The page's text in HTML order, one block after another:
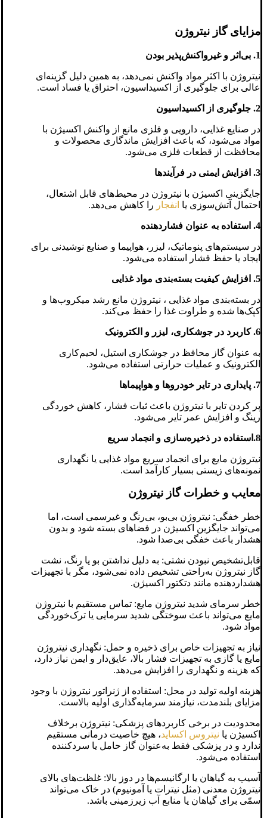
مزایای گاز نیتروژن
1. بی‌اثر و غیرواکنش‌پذیر بودن
نیتروژن با اکثر مواد واکنش نمی‌دهد، به همین دلیل گزینه‌ای
عالی برای جلوگیری از اکسیداسیون، احتراق یا فساد است.
2. جلوگیری از اکسیداسیون
در صنایع غذایی، دارویی و فلزی مانع از واکنش اکسیژن با
مواد می‌شود، که باعث افزایش ماندگاری محصولات و
محافظت از قطعات فلزی می‌شود.
3. افزایش ایمنی در فرآیندها
جایگزینی اکسیژن با نیتروژن در محیط‌های قابل اشتعال،
احتمال آتش‌سوزی یا انفجار را کاهش می‌دهد.
4. استفاده به عنوان فشاردهنده
در سیستم‌های پنوماتیک، لیزر، هواپیما و صنایع نوشیدنی برای
ایجاد یا حفظ فشار استفاده می‌شود.
5. افزایش کیفیت بسته‌بندی مواد غذایی
در بسته‌بندی مواد غذایی ، نیتروژن مانع رشد میکروب‌ها و
کپک‌ها شده و طراوت غذا را حفظ می‌کند.
6. کاربرد در جوشکاری، لیزر و الکترونیک
به عنوان گاز محافظ در جوشکاری استیل، لحیم‌کاری
الکترونیک و عملیات حرارتی استفاده می‌شود.
7. پایداری در تایر خودروها و هواپیماها
پر کردن تایر با نیتروژن باعث ثبات فشار، کاهش خوردگی
رینگ و افزایش عمر تایر می‌شود.
8.استفاده در ذخیره‌سازی و انجماد سریع
نیتروژن مایع برای انجماد سریع مواد غذایی یا نگهداری
نمونه‌های زیستی بسیار کارآمد است.
معایب و خطرات گاز نیتروژن
خطر خفگی: نیتروژن بی‌بو، بی‌رنگ و غیرسمی است، اما
می‌تواند جایگزین اکسیژن در فضاهای بسته شود و بدون
هشدار باعث خفگی بی‌صدا شود.
قابل‌تشخیص نبودن نشتی: به دلیل نداشتن بو یا رنگ، نشت
گاز نیتروژن به‌راحتی تشخیص داده نمی‌شود، مگر با تجهیزات
هشداردهنده مانند دتکتور اکسیژن.
خطر سرمای شدید نیتروژن مایع: تماس مستقیم با نیتروژن
مایع می‌تواند باعث سوختگی شدید سرمایی یا ترک‌خوردگی
مواد شود.
نیاز به تجهیزات خاص برای ذخیره و حمل: نگهداری نیتروژن
مایع یا گازی به تجهیزات فشار بالا، عایق‌دار و ایمن نیاز دارد،
که هزینه و نگهداری را افزایش می‌دهد.
هزینه اولیه تولید در محل: استفاده از ژنراتور نیتروژن با وجود
مزایای بلندمدت، نیازمند سرمایه‌گذاری اولیه بالاست.
محدودیت در برخی کاربردهای پزشکی: نیتروژن برخلاف
اکسیژن یا نیتروس اکساید، هیچ خاصیت درمانی مستقیم
ندارد و در پزشکی فقط به‌عنوان گاز حامل یا سردکننده
استفاده می‌شود.
آسیب به گیاهان یا ارگانیسم‌ها در دوز بالا: غلظت‌های بالای
نیتروژن معدنی (مثل نیترات یا آمونیوم) در خاک می‌تواند
سمّی برای گیاهان یا منابع آب زیرزمینی باشد.